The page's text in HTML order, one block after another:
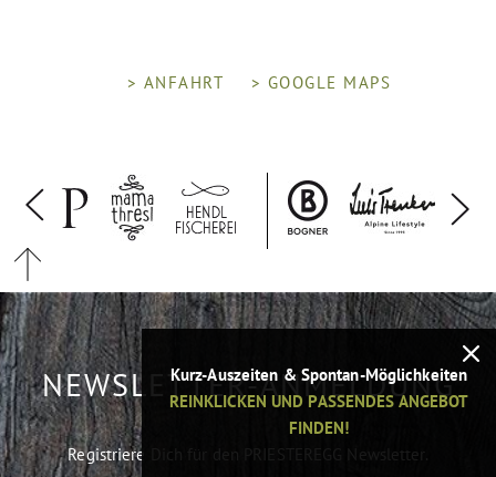
> ANFAHRT > GOOGLE MAPS
NEWSLETTER-ANMELDUNG
Registriere Dich für den PRIESTEREGG Newsletter.
Kurz-Auszeiten & Spontan-Möglichkeiten
REINKLICKEN UND PASSENDES ANGEBOT
FINDEN!